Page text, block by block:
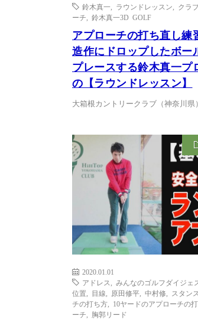
鈴木真一
ラウンドレッスン クラ
ーチ
鈴木真一3D GOLF
アプローチの打ち直し練
造作にドロップしたボー
プレースする鈴木真一プ
の【ラウンドレッスン】
大箱根カントリークラブ（神奈川県
2020.01.01
アドレス
みんなのゴルフダイジェ
位置
目線 原田修平 中村修 スタン
チの打ち方
10ヤードのアプローチの
ーチ
胸郭リード